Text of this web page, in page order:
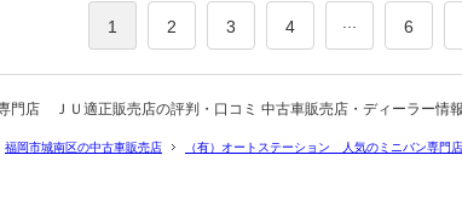
1 2 3 4 6
門店 ＪＵ適正販売店の評判・口コミ 中古車販売店・ディーラー情
福岡市城南区の中古車販売店 （有）オートステーション 人気のミニバン専門